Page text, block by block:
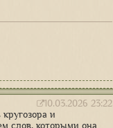
10.03.2026 23:22
и
слов, которыми она